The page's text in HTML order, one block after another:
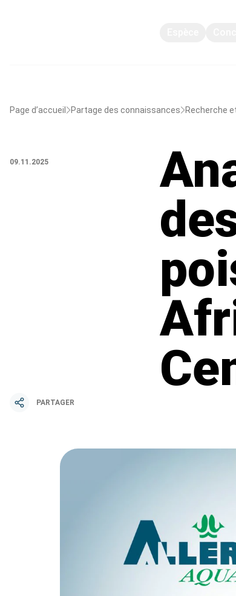
Page d’accueil Partage des connaissances Recherche
09.11.2025
PARTAGER